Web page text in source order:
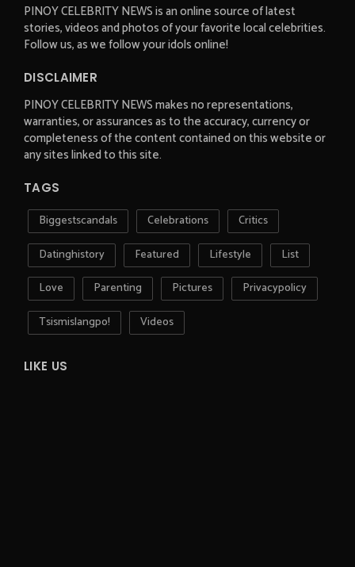
PINOY CELEBRITY NEWS is an online source of latest
stories, videos and photos of your favorite local celebrities.
Follow us, as we follow your idols online!
DISCLAIMER
PINOY CELEBRITY NEWS makes no representations,
warranties, or assurances as to the accuracy, currency or
completeness of the content contained on this website or
any sites linked to this site.
TAGS
Biggestscandals Celebrations
Critics
Datinghistory
Featured Lifestyle
List
Love
Parenting Pictures
Privacypolicy
Tsismislangpo!
Videos
LIKE US